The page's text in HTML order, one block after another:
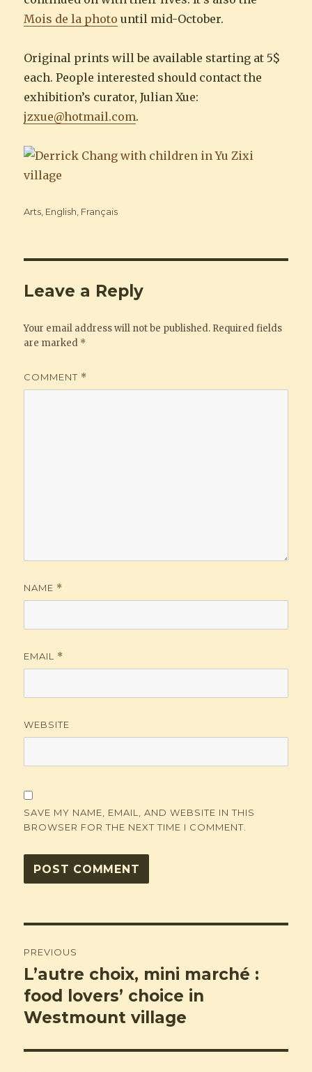
Mois de la photo until mid-October.
Original prints will be available starting at 5$
each. People interested should contact the
exhibition’s curator, Julian Xue:
jzxue@hotmail.com.
Categories
Arts English Français
Leave a Reply
Your email address will not be published. Required fields
are marked *
COMMENT *
NAME *
EMAIL *
WEBSITE
SAVE MY NAME, EMAIL, AND WEBSITE IN THIS
BROWSER FOR THE NEXT TIME I COMMENT.
navigation
PREVIOUS
Previous
post:
L’autre choix, mini marché :
food lovers’ choice in
Westmount village